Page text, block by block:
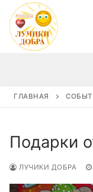
Перейти
содержимому
ГЛАВНАЯ
Подарки
ЛУЧИКИ ДОБРА